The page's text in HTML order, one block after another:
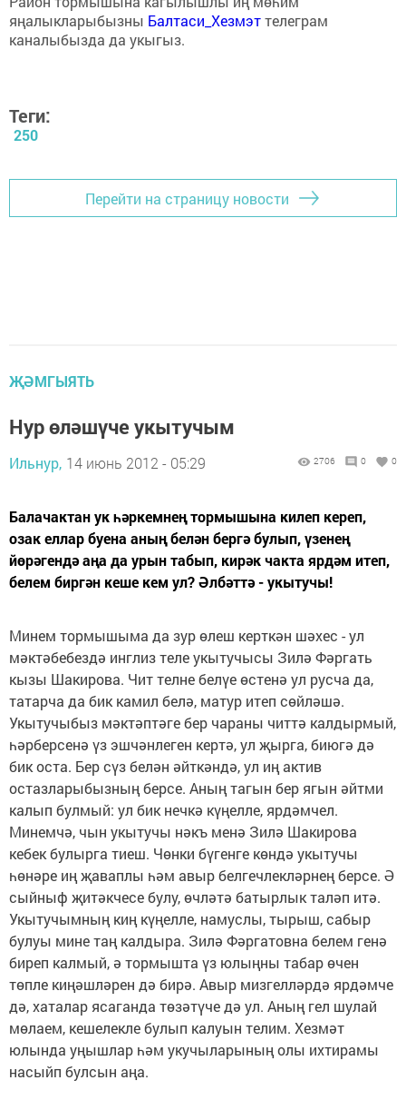
яңалыкларыбызны Балтаси_Хезмэттелеграм
каналыбызда да укыгыз.
Теги:
250
Перейти на страницу новости
ҖӘМГЫЯТЬ
Нур өләшүче укытучым
Ильнур, 14 июнь 2012 - 05:29 2706 0 0
Балачактан ук һәркемнең тормышына килеп кереп,
озак еллар буена аның белән бергә булып, үзенең
йөрәгендә аңа да урын табып, кирәк чакта ярдәм итеп,
белем биргән кеше кем ул? Әлбәттә - укытучы!
Минем тормышыма да зур өлеш керткән шәхес - ул
мәктәбебездә инглиз теле укытучысы Зилә Фәргать
кызы Шакирова. Чит телне белүе өстенә ул русча да,
татарча да бик камил белә, матур итеп сөйләшә.
Укытучыбыз мәктәптәге бер чараны читтә калдырмый,
һәрберсенә үз эшчәнлеген кертә, ул җырга, биюгә дә
бик оста. Бер сүз белән әйткәндә, ул иң актив
остазларыбызның берсе. Аның тагын бер ягын әйтми
калып булмый: ул бик нечкә күңелле, ярдәмчел.
Минемчә, чын укытучы нәкъ менә Зилә Шакирова
кебек булырга тиеш. Чөнки бүгенге көндә укытучы
һөнәре иң җаваплы һәм авыр белгечлекләрнең берсе. Ә
сыйныф җитәкчесе булу, өчләтә батырлык таләп итә.
Укытучымның киң күңелле, намуслы, тырыш, сабыр
булуы мине таң калдыра. Зилә Фәргатовна белем генә
биреп калмый, ә тормышта үз юлыңны табар өчен
төпле киңәшләрен дә бирә. Авыр мизгелләрдә ярдәмче
дә, хаталар ясаганда төзәтүче дә ул. Аның гел шулай
мөлаем, кешелекле булып калуын телим. Хезмәт
юлында уңышлар һәм укучыларының олы ихтирамы
насыйп булсын аңа.